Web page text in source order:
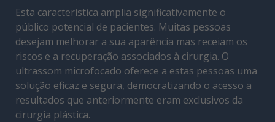
Esta característica amplia significativamente o
público potencial de pacientes. Muitas pessoas
desejam melhorar a sua aparência mas receiam os
riscos e a recuperação associados à cirurgia. O
ultrassom microfocado oferece a estas pessoas uma
solução eficaz e segura, democratizando o acesso a
resultados que anteriormente eram exclusivos da
cirurgia plástica.